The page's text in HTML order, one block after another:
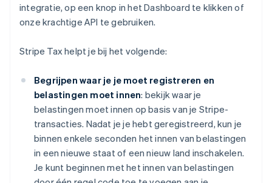
integratie, op een knop in het Dashboard te klikken of
onze krachtige API te gebruiken.
Stripe Tax helpt je bij het volgende:
Begrijpen waar je je moet registreren en
belastingen moet innen: bekijk waar je
belastingen moet innen op basis van je Stripe-
transacties. Nadat je je hebt geregistreerd, kun je
binnen enkele seconden het innen van belastingen
in een nieuwe staat of een nieuw land inschakelen.
Je kunt beginnen met het innen van belastingen